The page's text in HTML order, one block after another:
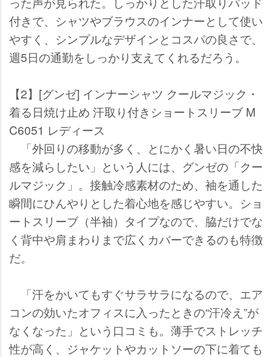
付きで、シャツやブラウスのインナーとして使い
すく、シンプルなデザインとコスパの良さで、
週5日の通勤をしっかり支えてくれるだろう。
【2】[グンゼ] インナーシャツ クールマジック・
着る日焼け止め 汗取り付きショートスリーブ M
C6051 レディース
「外回りの移動が多く、とにかく暑い日の不快
感を減らしたい」という人には、グンゼの「クー
ルマジック」。接触冷感素材のため、袖を通した
瞬間にひんやりとした着心地を感じやすい。ショ
ートスリーブ（半袖）タイプなので、脇だけでな
く背中や肩まわりまで広くカバーできるのも特徴
だ。
「汗をかいてもすぐサラサラになるので、エア
コンの効いたオフィスに入ったときの“汗冷え”が
なくなった」という口コミも。薄手でストレッチ
性が高く、ジャケットやカットソーの下に着ても